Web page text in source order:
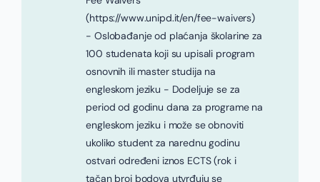
(https://www.unipd.it/en/fee-waivers)
- Oslobađanje od plaćanja školarine za
100 studenata koji su upisali program
osnovnih ili master studija na
engleskom jeziku - Dodeljuje se za
period od godinu dana za programe na
engleskom jeziku i može se obnoviti
ukoliko student za narednu godinu
ostvari određeni iznos ECTS (rok i
tačan broj bodova utvrđuju se